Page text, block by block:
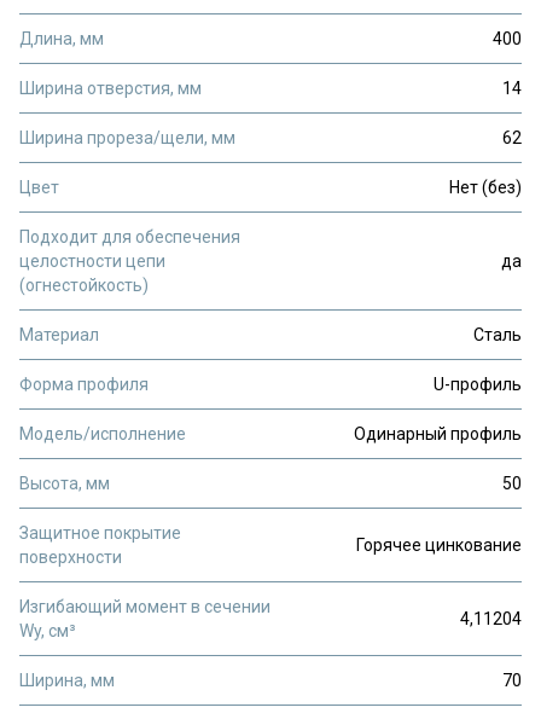
Длина, мм 400
Ширина отверстия, мм 14
Ширина прореза/щели, мм 62
Цвет Нет (без)
Подходит для обеспечения
целостности цепи
(огнестойкость)
да
Материал Сталь
Форма профиля U-профиль
Модель/исполнение Одинарный профиль
Высота, мм 50
Защитное покрытие
поверхности
Горячее цинкование
Изгибающий момент в сечении
Wy, см³
4,11204
Ширина, мм 70